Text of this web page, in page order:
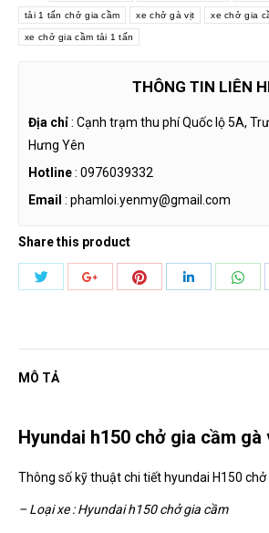
tải 1 tấn chở gia cầm xe chở gà vịt xe chở gia
xe chở gia cầm tải 1 tấn
THÔNG TIN LIÊN
Địa chỉ: Cạnh trạm thu phí Quốc lộ 5A,
Hưng Yên
Hotline: 0976039332
Email : phamloi.yenmy@gmail.com
Share this product
Share
MÔ TẢ
Hyundai h150 chở gia cầm gà
Thông số kỹ thuật chi tiết hyundai H150 chở
– Loại xe : Hyundai h150 chở gia cầm